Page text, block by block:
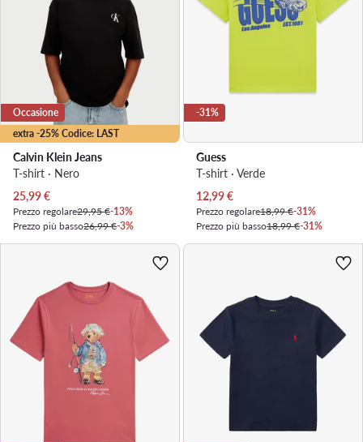
extra -25% Codice: LAST
Occasione
Calvin Klein Jeans
T-shirt · Nero
Prezzo attuale
25,99€
Prezzo regolare29,95 €-13%
Prezzo più basso26,99 €-3%
-31%
Guess
T-shirt · Verde
Prezzo attuale
12,99€
Prezzo regolare18,99 €-31%
Prezzo più basso18,99 €-31%